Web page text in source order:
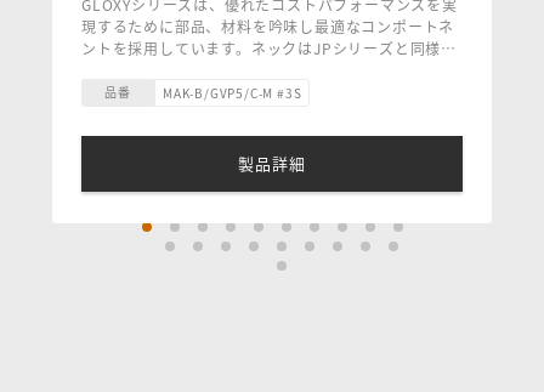
GLOXYシリーズは、優れたコストパフォーマンスを実
現するために部品、材料を吟味し最適なコンポートネ
ントを採用しています。ネックはJPシリーズと同様の
すべてのGLOXYベースはイタリア本社で品質検査され
で、まさにお値打ちモデルといって良い高品質ベース
です。パッシブベースを好む多くのユーザーからの要
弦モデルをラインナップしています。
本モデルは、2基のJスタイル・ピックアップそれぞれ
に独立したボリュームコントロールを備え、さらに高
品番 MAK-B/GVP5/C-M #3S
製品詳細